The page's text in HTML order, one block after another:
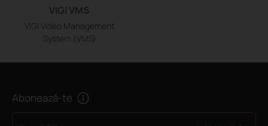
VIGI VMS
VIGI Video Management
System (VMS)
Abonează-te